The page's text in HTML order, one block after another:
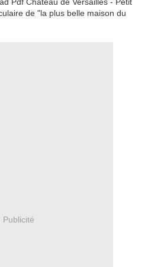
de "la plus belle maison du
Publicité